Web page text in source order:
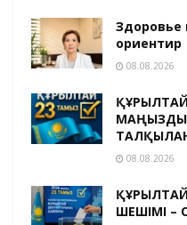
Здоровье
ориентир
08.08.2026
МАҢЫЗДЫ
08.08.2026
ШЕШІМІ –